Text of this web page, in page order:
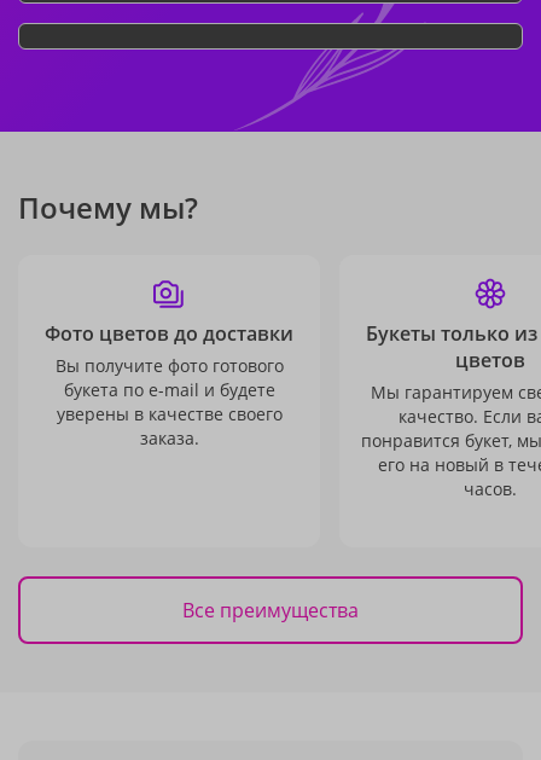
Почему мы?
Фото цветов до доставки
Вы получите фото готового
букета по e-mail и будете
уверены в качестве своего
заказа.
Букеты только
цветов
Мы гарантируем
качество. Если
понравится букет,
его на новый в
часов.
Все преимущества